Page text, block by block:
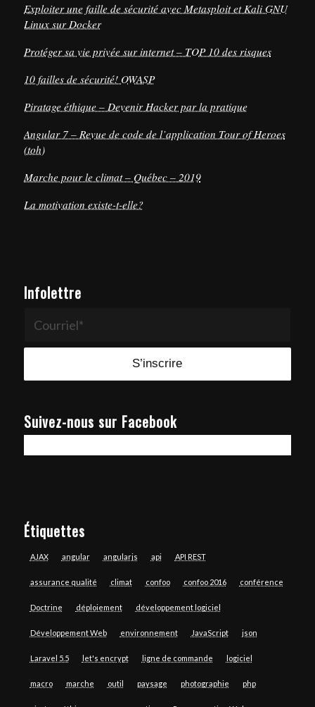
Exploiter une faille de sécurité avec Metasploit et Kali GNU
Linux sur Docker
Protéger sa vie privée sur internet – TOP 10 des risques
10 failles de sécurité! OWASP
Piratage éthique – Devenir Hacker par la pratique
Angular 7 – Revue de code de l’application Tour of Heroes
(toh)
Marche pour le climat – Québec – 2019
La motivation existe-t-elle?
Infolettre
Suivez-nous sur Facebook
Étiquettes
AJAX angular angularjs api API REST
assurance qualité climat confoo confoo 2016 conférence
Doctrine déploiement développement logiciel
Développement Web environnement JavaScript json
Laravel 5.5 let's encrypt ligne de commande logiciel
macro marche outil paysage photographie php